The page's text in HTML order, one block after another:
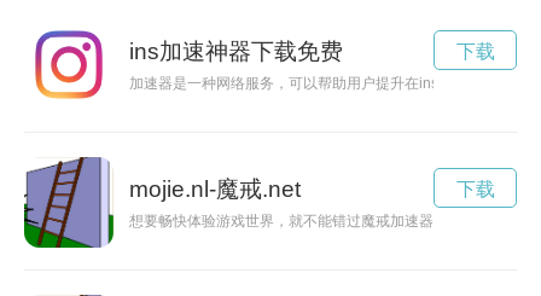
ins加速神器下载免费
加速器是一种网络服务，可以帮助用户提升在ins上的浏览速度
下载
mojie.nl-魔戒.net
想要畅快体验游戏世界，就不能错过魔戒加速器下载。它可以
下载